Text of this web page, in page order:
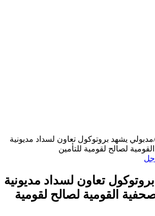
/مدبولي يشهد بروتوكول تعاون لسداد مديونية
لصالح لقومية للتأمين
تعاون لسداد مديونية
القومية لصالح لقومية